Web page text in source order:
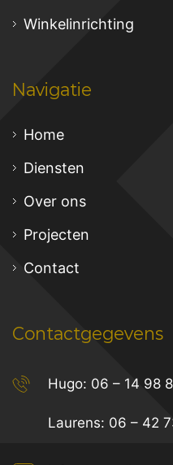
Winkelinrichting
Navigatie
Home
Diensten
Over ons
Projecten
Contact
Contactgegevens
Hugo: 06 – 14 98
Laurens: 06 – 42